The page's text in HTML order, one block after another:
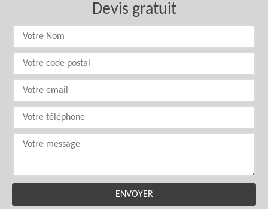
Devis gratuit